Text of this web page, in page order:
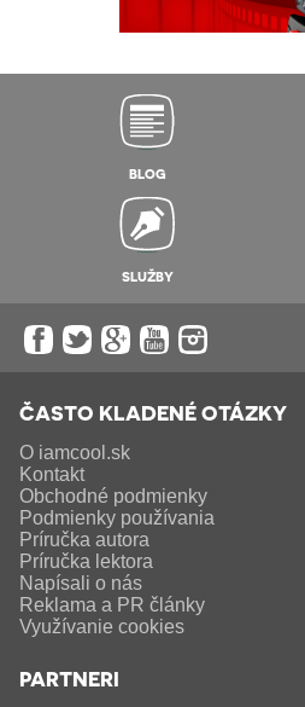
BLOG
SLUŽBY
ČASTO KLADENÉ OTÁZKY
O iamcool.sk
Kontakt
Obchodné podmienky
Podmienky používania
Príručka autora
Príručka lektora
Napísali o nás
Reklama a PR články
Využívanie cookies
PARTNERI